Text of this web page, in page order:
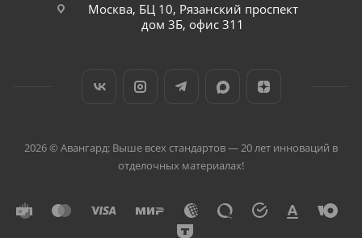
Москва, БЦ 10, Рязанский проспект
дом 3Б, офис 311
2026 © Авангард: Выше всех стандартов — 20 лет инноваций в
отделочных материалах!